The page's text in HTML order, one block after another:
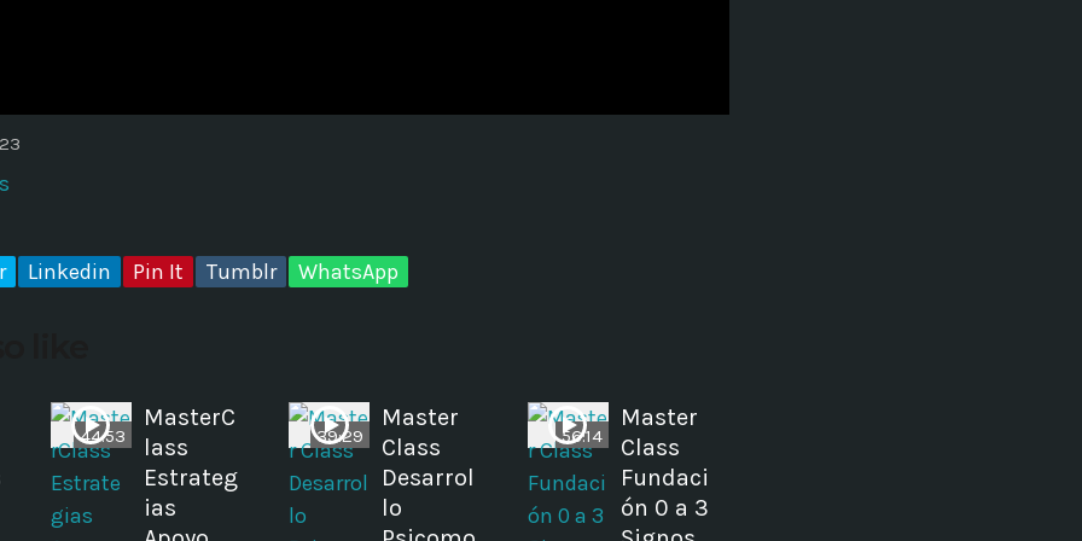
Time
Linkedin Pin It Tumblr WhatsApp
44:53
MasterC
lass
Estrateg
ias
39:29
Master
Class
Desarrol
lo
56:14
Master
Class
Fundaci
ón 0 a 3